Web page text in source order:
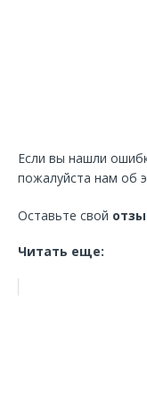
Если вы нашли
пожалуйста нам об
Оставьте свой
Читать еще: